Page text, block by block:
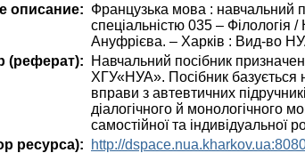
описание: Французька мова : навчальний
спеціальністю 035 –
Ануфрієва. – Харків : Вид-во
(реферат):
Навчальний посібник
ХГУ«НУА». Посібник базується
вправи з автевтичних
діалогічного й монологічного
самостійної та індивідуальної
ресурса):
http://